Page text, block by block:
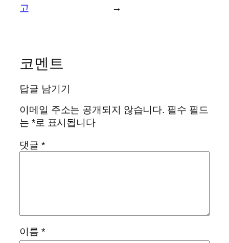
고
→
코멘트
답글 남기기
이메일 주소는 공개되지 않습니다. 필수 필드
는 *로 표시됩니다
댓글 *
이름 *